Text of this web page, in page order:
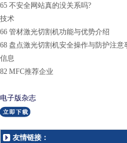
65 不安全网站真的没关系吗?
技术
66 管材激光切割机功能与优势介绍
68 盘点激光切割机安全操作与防护注意
信息
82 MFC推荐企业
电子版杂志
友情链接：